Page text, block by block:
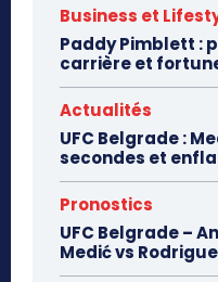
Business et
Paddy Pimblett :
carrière et
Actualités
UFC Belgrade :
secondes et
Pronostics
UFC Belgrade –
Medić vs